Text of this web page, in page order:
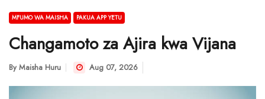
MFUMO WA MAISHA PAKUA APP YETU
Changamoto za Ajira kwa Vijana
By Maisha Huru Aug 07, 2026